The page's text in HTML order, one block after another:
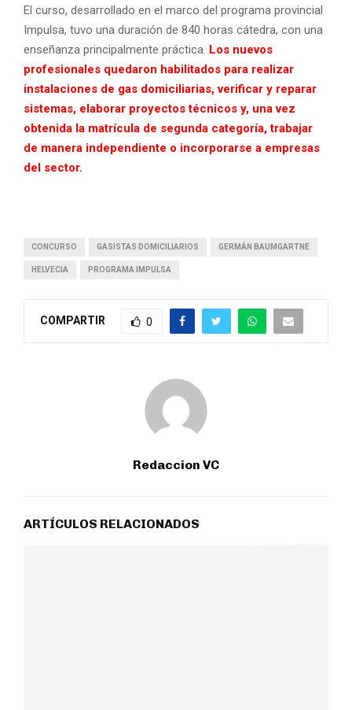
El curso, desarrollado en el marco del programa provincial
Impulsa, tuvo una duración de 840 horas cátedra, con una
enseñanza principalmente práctica. Los nuevos
profesionales quedaron habilitados para realizar
instalaciones de gas domiciliarias, verificar y reparar
sistemas, elaborar proyectos técnicos y, una vez
obtenida la matrícula de segunda categoría, trabajar
de manera independiente o incorporarse a empresas
del sector.
CONCURSO GASISTAS DOMICILIARIOS GERMÁN BAUMGARTNE
HELVECIA PROGRAMA IMPULSA
COMPARTIR 0
Redaccion VC
ARTÍCULOS RELACIONADOS